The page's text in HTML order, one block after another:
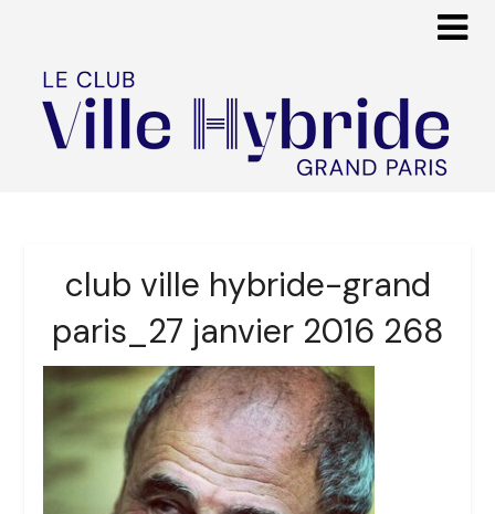
club ville hybride-grand
paris_27 janvier 2016 268